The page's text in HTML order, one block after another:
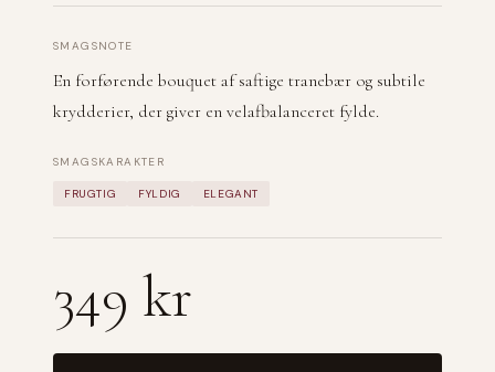
SMAGSNOTE
En forførende bouquet af saftige tranebær og subtile
krydderier, der giver en velafbalanceret fylde.
SMAGSKARAKTER
FRUGTIG FYLDIG ELEGANT
349 kr